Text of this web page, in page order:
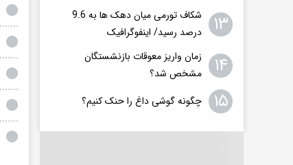
۱۳
شکاف تورمی میان دهک ها به 9.6
درصد رسید/ اینفوگرافیک
۱۴
زمان واریز معوقات بازنشستگان
مشخص شد؟
۱۵ چگونه گوشی داغ را حنک کنیم؟